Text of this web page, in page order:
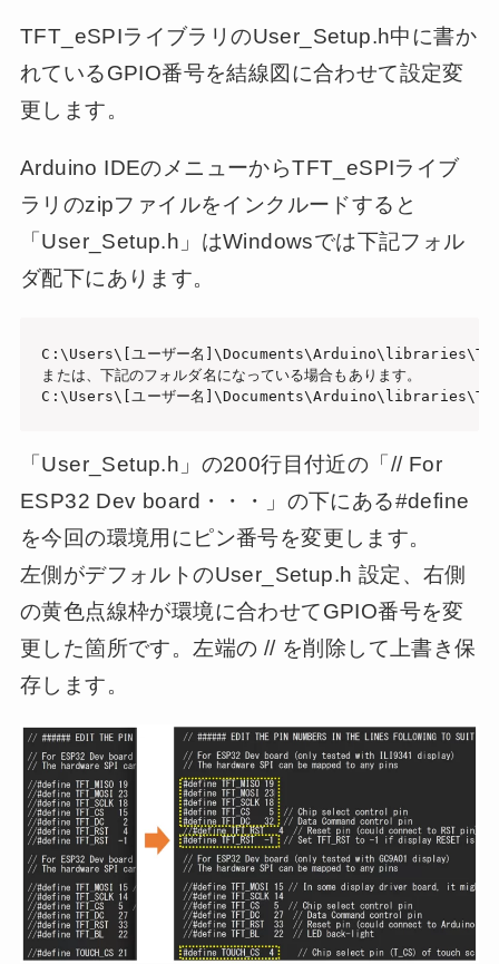
TFT_eSPIライブラリのUser_Setup.h中に書か
れているGPIO番号を結線図に合わせて設定変
更します。
Arduino IDEのメニューからTFT_eSPIライブ
ラリのzipファイルをインクルードすると
「User_Setup.h」はWindowsでは下記フォル
ダ配下にあります。
C:\Users\[ユーザー名
または、下記のフォルダ名になっている場合もあります。
C:\Users\[ユーザー名
「User_Setup.h」の200行目付近の「// For
ESP32 Dev board・・・」の下にある#define
を今回の環境用にピン番号を変更します。
左側がデフォルトのUser_Setup.h 設定、右側
の黄色点線枠が環境に合わせてGPIO番号を変
更した箇所です。左端の // を削除して上書き保
存します。